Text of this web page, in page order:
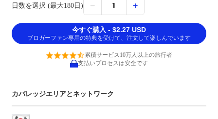
日数を選択 (最大180日) − 1 +
今すぐ購入 - $2.27 USD
ブロガーファン専用の特典を受けて、注文して楽しんでいます
累積サービス10万人以上の旅行者
支払いプロセスは安全です
カバレッジエリアとネットワーク